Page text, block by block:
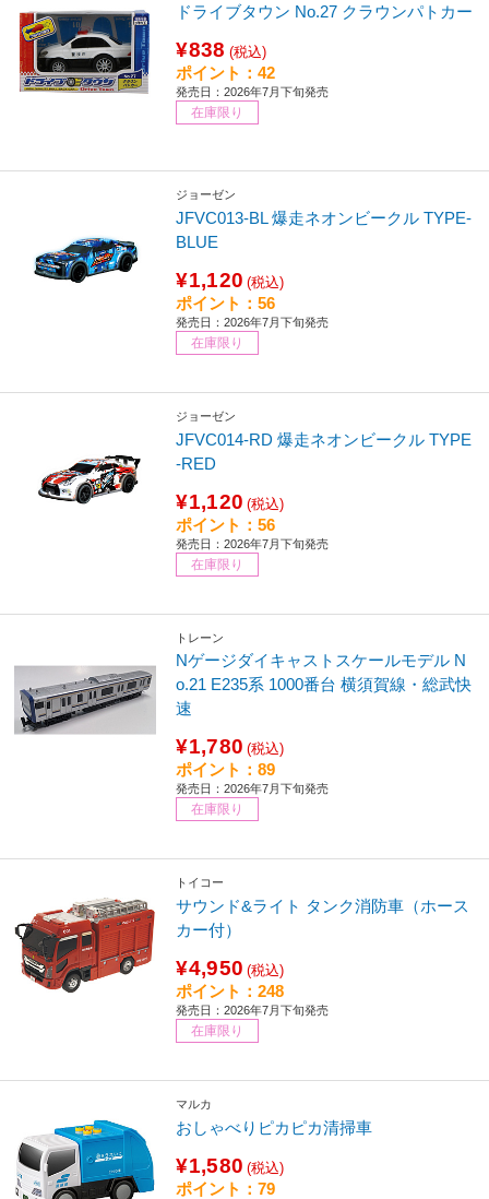
ドライブタウン No.27 クラウンパトカー
¥838 (税込)
ポイント：42
発売日：2026年7月下旬発売
在庫限り
ジョーゼン
JFVC013-BL 爆走ネオンビークル TYPE-
BLUE
¥1,120 (税込)
ポイント：56
発売日：2026年7月下旬発売
在庫限り
ジョーゼン
JFVC014-RD 爆走ネオンビークル TYPE
-RED
¥1,120 (税込)
ポイント：56
発売日：2026年7月下旬発売
在庫限り
トレーン
Nゲージダイキャストスケールモデル N
o.21 E235系 1000番台 横須賀線・総武快
速
¥1,780 (税込)
ポイント：89
発売日：2026年7月下旬発売
在庫限り
トイコー
サウンド&ライト タンク消防車（ホース
カー付）
¥4,950 (税込)
ポイント：248
発売日：2026年7月下旬発売
在庫限り
マルカ
おしゃべりピカピカ清掃車
¥1,580 (税込)
ポイント：79